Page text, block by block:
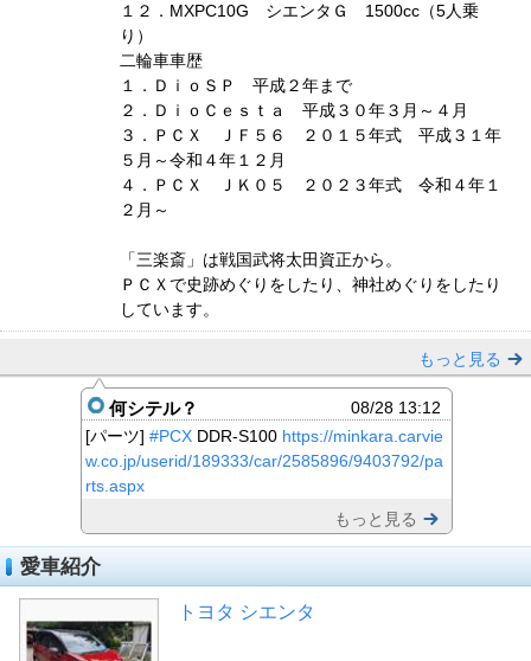
１２．MXPC10G シエンタＧ 1500cc（5人乗
り）
二輪車車歴
１．ＤｉｏＳＰ 平成２年まで
２．ＤｉｏＣｅｓｔａ 平成３０年３月～４月
３．ＰＣＸ ＪＦ５６ ２０１５年式 平成３１年
５月～令和４年１２月
４．ＰＣＸ ＪＫ０５ ２０２３年式 令和４年１
２月～
「三楽斎」は戦国武将太田資正から。
ＰＣＸで史跡めぐりをしたり、神社めぐりをしたり
しています。
もっと見る
何シテル？
08/28 13:12
[パーツ] #PCXDDR-S100 https://minkara.carvie
w.co.jp/userid/189333/car/2585896/9403792/pa
rts.aspx
もっと見る
愛車紹介
トヨタ シエンタ